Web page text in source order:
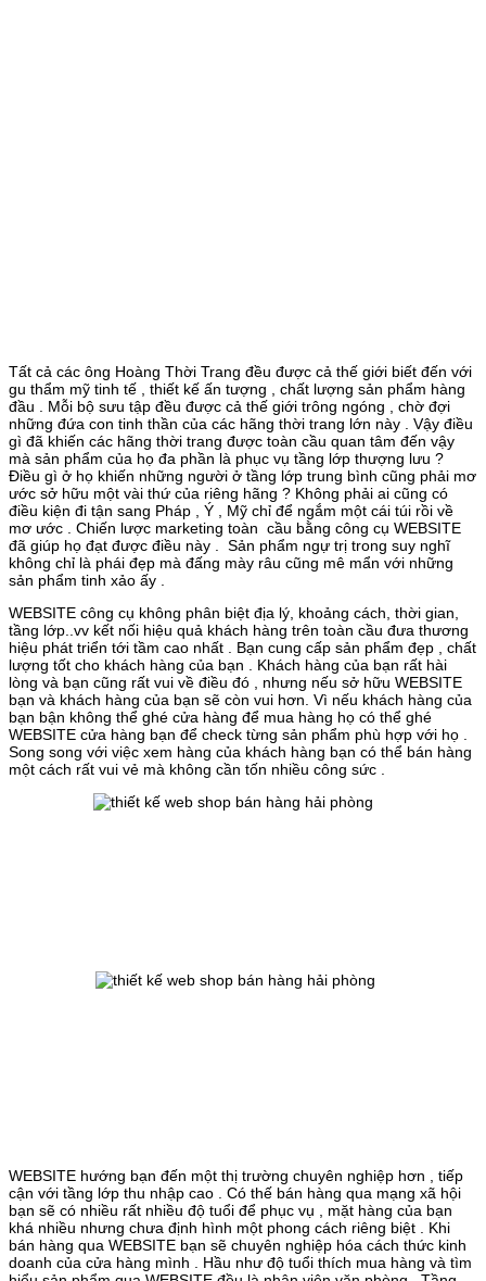
Tất cả các ông Hoàng Thời Trang đều được cả thế giới biết đến với
gu thẩm mỹ tinh tế , thiết kế ấn tượng , chất lượng sản phẩm hàng
đầu . Mỗi bộ sưu tập đều được cả thế giới trông ngóng , chờ đợi
những đứa con tinh thần của các hãng thời trang lớn này . Vậy điều
gì đã khiến các hãng thời trang được toàn cầu quan tâm đến vậy
mà sản phẩm của họ đa phần là phục vụ tầng lớp thượng lưu ?
Điều gì ở họ khiến những người ở tầng lớp trung bình cũng phải mơ
ước sở hữu một vài thứ của riêng hãng ? Không phải ai cũng có
điều kiện đi tận sang Pháp , Ý , Mỹ chỉ để ngắm một cái túi rồi về
mơ ước . Chiến lược marketing toàn cầu bằng công cụ WEBSITE
đã giúp họ đạt được điều này . Sản phẩm ngự trị trong suy nghĩ
không chỉ là phái đẹp mà đấng mày râu cũng mê mẩn với những
sản phẩm tinh xảo ấy .
WEBSITE công cụ không phân biệt địa lý, khoảng cách, thời gian,
tầng lớp..vv kết nối hiệu quả khách hàng trên toàn cầu đưa thương
hiệu phát triển tới tầm cao nhất . Bạn cung cấp sản phẩm đẹp , chất
lượng tốt cho khách hàng của bạn . Khách hàng của bạn rất hài
lòng và bạn cũng rất vui về điều đó , nhưng nếu sở hữu WEBSITE
bạn và khách hàng của bạn sẽ còn vui hơn. Vì nếu khách hàng của
bạn bận không thể ghé cửa hàng để mua hàng họ có thể ghé
WEBSITE cửa hàng bạn để check từng sản phẩm phù hợp với họ .
Song song với việc xem hàng của khách hàng bạn có thể bán hàng
một cách rất vui vẻ mà không cần tốn nhiều công sức .
WEBSITE hướng bạn đến một thị trường chuyên nghiệp hơn , tiếp
cận với tầng lớp thu nhập cao . Có thế bán hàng qua mạng xã hội
bạn sẽ có nhiều rất nhiều độ tuổi để phục vụ , mặt hàng của bạn
khá nhiều nhưng chưa định hình một phong cách riêng biệt . Khi
bán hàng qua WEBSITE bạn sẽ chuyên nghiệp hóa cách thức kinh
doanh của cửa hàng mình . Hầu như độ tuổi thích mua hàng và tìm